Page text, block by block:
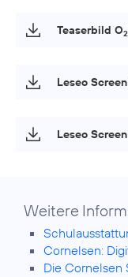
Teaserbild O2
Leseo Screen
Leseo
Weitere
Cornelsen:
Die Cornelsen